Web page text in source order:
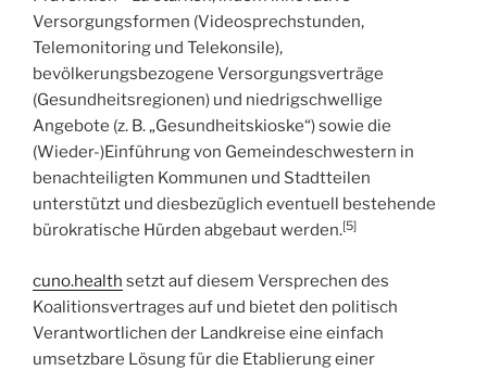
Versorgungsformen (Videosprechstunden,
Telemonitoring und Telekonsile),
bevölkerungsbezogene Versorgungsverträge
(Gesundheitsregionen) und niedrigschwellige
Angebote (z. B. „Gesundheitskioske“) sowie die
(Wieder-)Einführung von Gemeindeschwestern in
benachteiligten Kommunen und Stadtteilen
unterstützt und diesbezüglich eventuell bestehende
bürokratische Hürden abgebaut werden.[5]
cuno.health setzt auf diesem Versprechen des
Koalitionsvertrages auf und bietet den politisch
Verantwortlichen der Landkreise eine einfach
umsetzbare Lösung für die Etablierung einer